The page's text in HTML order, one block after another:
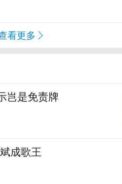
看更多
岂是免责牌
成歌王